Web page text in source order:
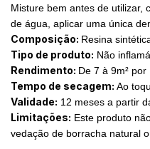
Misture bem antes de utilizar,
de água, aplicar uma única
Composição: Resina
Tipo de produto: Não
Rendimento: De 7 à 9m²
Tempo de secagem: Ao
Validade: 12 meses a partir
Limitações: Este produto
vedação de borracha natural